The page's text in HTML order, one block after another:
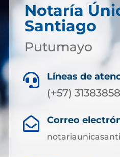
Notaría
Santiago
Putumayo
 Líneas de
(+57)
 Correo